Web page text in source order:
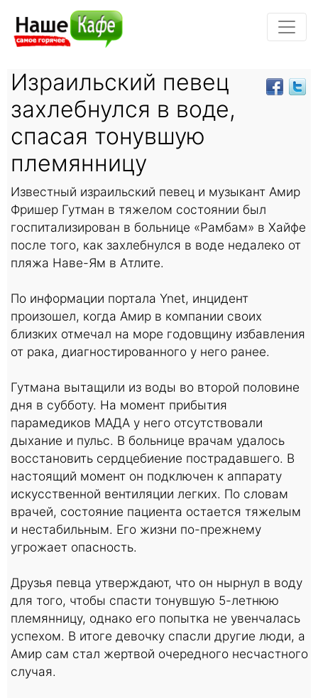
Израильский певец
захлебнулся в воде,
спасая тонувшую
племянницу
Известный израильский певец и музыкант Амир
Фришер Гутман в тяжелом состоянии был
госпитализирован в больнице «Рамбам» в Хайфе
после того, как захлебнулся в воде недалеко от
пляжа Наве-Ям в Атлите.
По информации портала Ynet, инцидент
произошел, когда Амир в компании своих
близких отмечал на море годовщину избавления
от рака, диагностированного у него ранее.
Гутмана вытащили из воды во второй половине
дня в субботу. На момент прибытия
парамедиков МАДА у него отсутствовали
дыхание и пульс. В больнице врачам удалось
восстановить сердцебиение пострадавшего. В
настоящий момент он подключен к аппарату
искусственной вентиляции легких. По словам
врачей, состояние пациента остается тяжелым
и нестабильным. Его жизни по-прежнему
угрожает опасность.
Друзья певца утверждают, что он нырнул в воду
для того, чтобы спасти тонувшую 5-летнюю
племянницу, однако его попытка не увенчалась
успехом. В итоге девочку спасли другие люди, а
Амир сам стал жертвой очередного несчастного
случая.